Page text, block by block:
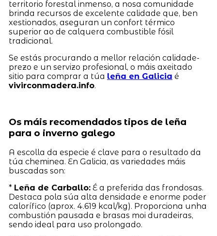
territorio forestal inmenso, a nosa comunidade
brinda recursos de excelente calidade que, ben
xestionados, aseguran un confort térmico
superior ao de calquera combustible fósil
tradicional.
Se estás procurando a mellor relación calidade-
prezo e un servizo profesional, o máis axeitado
sitio para comprar a túa leña en Galicia é
vivirconmadera.info.
Os máis recomendados tipos de leña
para o inverno galego
A escolla da especie é clave para o resultado da
túa cheminea. En Galicia, as variedades máis
buscadas son:
* Leña de Carballo:É a preferida das frondosas.
Destaca pola súa alta densidade e enorme poder
calorífico (aprox. 4.619 kcal/kg). Proporciona unha
combustión pausada e brasas moi duradeiras,
sendo ideal para uso prolongado.